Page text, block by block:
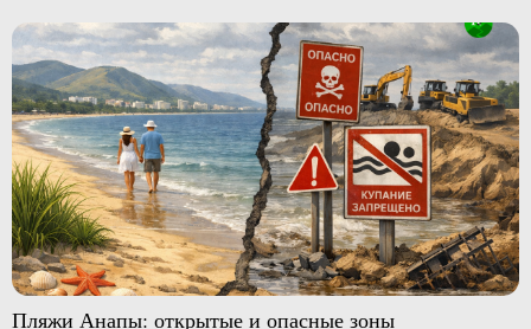
Пляжи Анапы: открытые и опасные зоны